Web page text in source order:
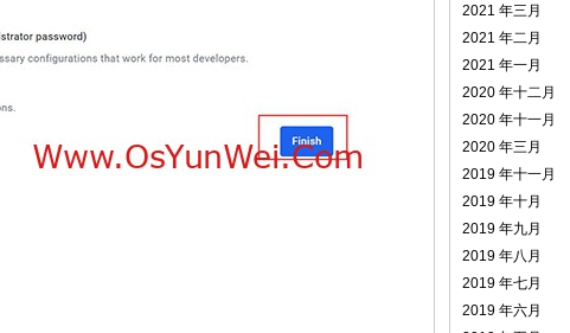
2021 年三月
2021 年二月
2021 年一月
2020 年十二月
2020 年十一月
2020 年三月
2019 年十一月
2019 年十月
2019 年九月
2019 年八月
2019 年七月
2019 年六月